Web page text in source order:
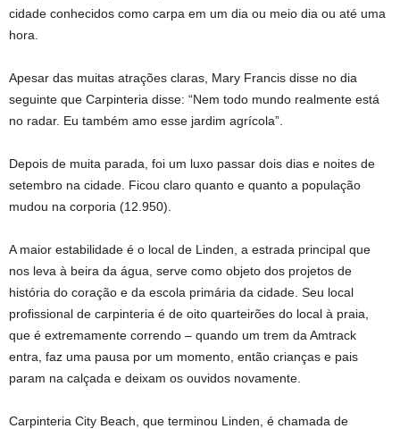
cidade conhecidos como carpa em um dia ou meio dia ou até uma
hora.
Apesar das muitas atrações claras, Mary Francis disse no dia
seguinte que Carpinteria disse: “Nem todo mundo realmente está
no radar. Eu também amo esse jardim agrícola”.
Depois de muita parada, foi um luxo passar dois dias e noites de
setembro na cidade. Ficou claro quanto e quanto a população
mudou na corporia (12.950).
A maior estabilidade é o local de Linden, a estrada principal que
nos leva à beira da água, serve como objeto dos projetos de
história do coração e da escola primária da cidade. Seu local
profissional de carpinteria é de oito quarteirões do local à praia,
que é extremamente correndo – quando um trem da Amtrack
entra, faz uma pausa por um momento, então crianças e pais
param na calçada e deixam os ouvidos novamente.
Carpinteria City Beach, que terminou Linden, é chamada de